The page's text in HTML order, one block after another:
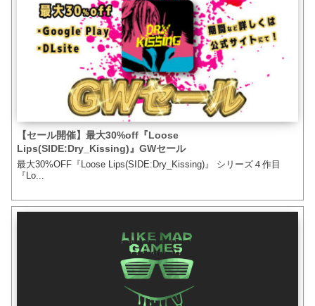
【セール開催】最大30%off『Loose
Lips(SIDE:Dry_Kissing)』GWセール
最大30%OFF『Loose Lips(SIDE:Dry_Kissing)』 シリーズ４作目
『Lo...